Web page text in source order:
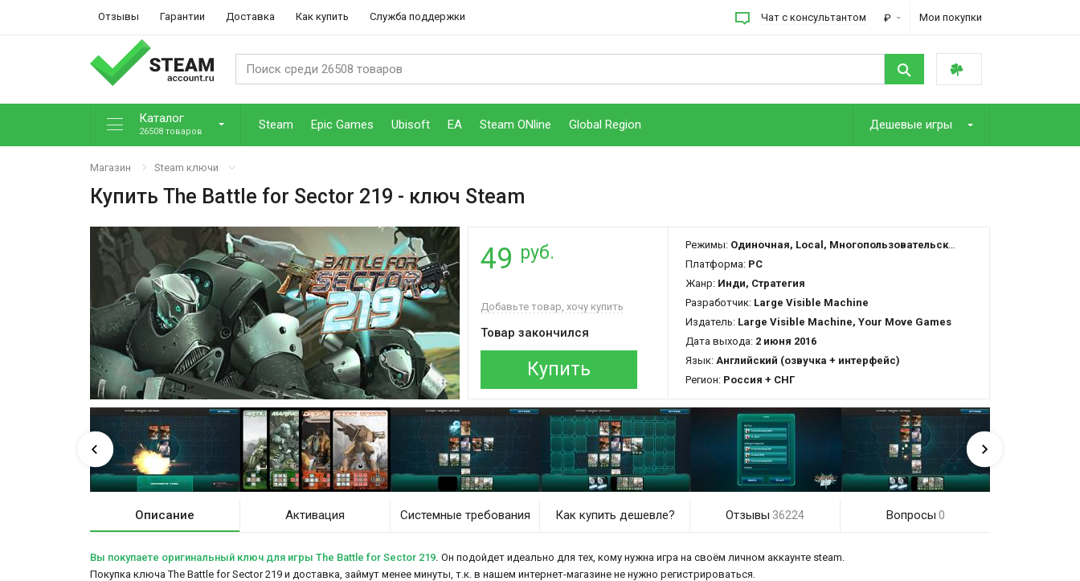
Отзывы Гарантии Доставка Как купить Служба поддержки Чат с консультантом ₽ Мои покупки
Каталог
26508 товаров Steam Epic Games Ubisoft EA Steam ONline Global Region Дешевые игры
Магазин Steam ключи
Купить The Battle for Sector 219 - ключ Steam
49 руб.
Добавьте товар, хочу купить
Товар закончился
Купить
Режимы: Одиночная, Local, Многопользовательская, Cross-Platform Multiplayer
Платформа: PC
Жанр: Инди, Стратегия
Разработчик: Large Visible Machine
Издатель: Large Visible Machine, Your Move Games
Дата выхода: 2 июня 2016
Язык: Английский (озвучка + интерфейс)
Регион: Россия + СНГ
Описание Активация Системные требования Как купить дешевле? Отзывы 36224 Вопросы 0
Вы покупаете оригинальный ключ для игры The Battle for Sector 219. Он подойдет идеально для тех, кому нужна игра на своём личном аккаунте steam.
Покупка ключа The Battle for Sector 219 и доставка, займут менее минуты, т.к. в нашем интернет-магазине не нужно регистрироваться.